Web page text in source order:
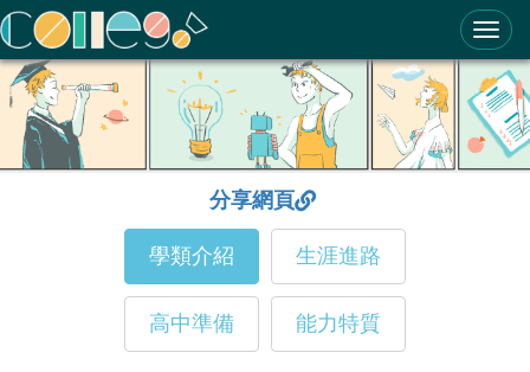
ColleGo! 大學選才與高中育才輔助系統
分享網頁
學類介紹 生涯進路
高中準備 能力特質